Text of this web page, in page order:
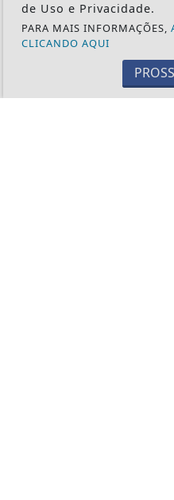
EDITORIAL
INTERNACIONAL
de Uso e Privacidade.
PARA MAIS INFORMAÇÕES,
CLICANDO AQUI